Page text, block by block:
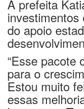
A prefeita
do apoio
“Esse pacote
para o
Estou muito
essas